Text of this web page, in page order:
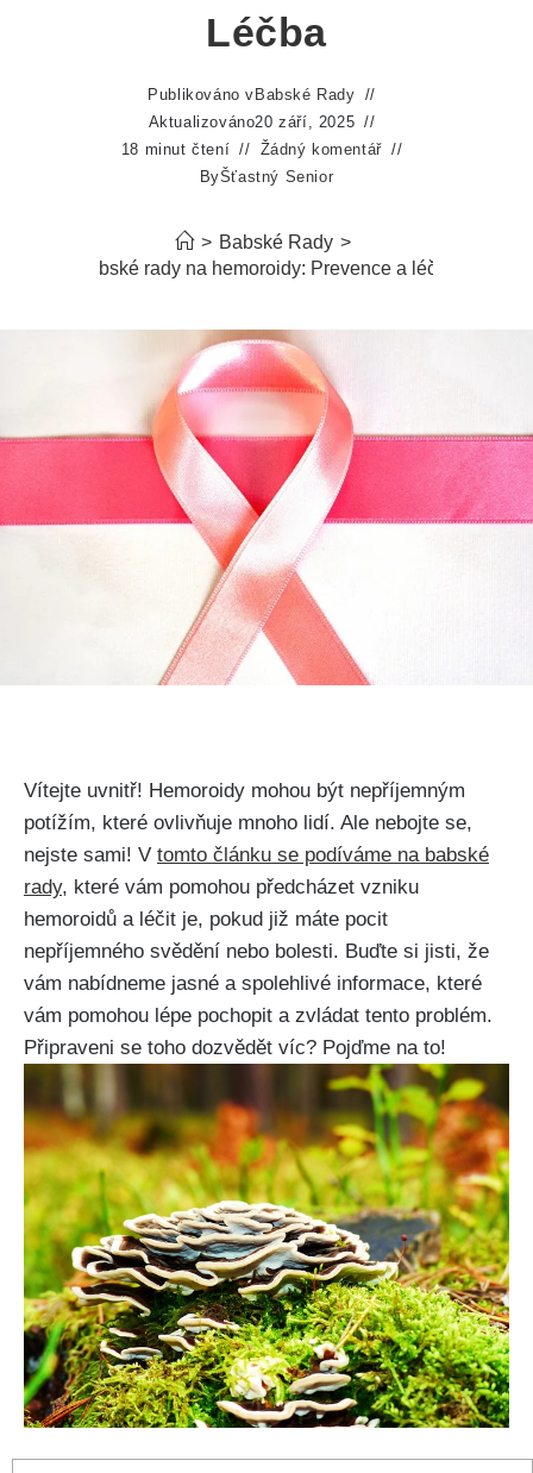
Léčba
Publikováno v Babské Rady
Aktualizováno20 září, 2025
18 minut čtení
Žádný komentář
ByŠťastný Senior
> Babské Rady >
Babské rady na hemoroidy: Prevence a léčba
Vítejte uvnitř! ​Hemoroidy ⁣mohou být nepříjemným⁣
potížím, které ovlivňuje mnoho lidí. Ale ⁤nebojte se,
nejste sami! V tomto článku se ‍podíváme na babské
rady, které vám pomohou předcházet vzniku
hemoroidů a léčit je, ⁣pokud již máte pocit
nepříjemného ⁣svědění nebo bolesti.​ Buďte si jisti,⁢ že
vám nabídneme jasné ‍a spolehlivé informace, které
vám pomohou lépe pochopit a zvládat​ tento problém.
Připraveni ‍se toho dozvědět víc? ⁤Pojďme na to!